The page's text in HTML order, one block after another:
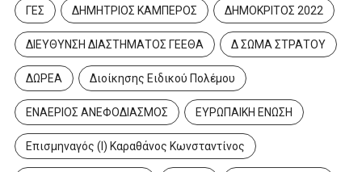
ΓΕΣ ΔΗΜΗΤΡΙΟΣ ΚΑΜΠΕΡΟΣ ΔΗΜΟΚΡΙΤΟΣ 2022
ΔΙΕΥΘΥΝΣΗ ΔΙΑΣΤΗΜΑΤΟΣ ΓΕΕΘΑ Δ ΣΩΜΑ ΣΤΡΑΤΟΥ
ΔΩΡΕΑ Διοίκησης Ειδικού Πολέμου
ΕΝΑΕΡΙΟΣ ΑΝΕΦΟΔΙΑΣΜΟΣ ΕΥΡΩΠΑΙΚΗ ΕΝΩΣΗ
Επισμηναγός (Ι) Καραθάνος Κωνσταντίνος